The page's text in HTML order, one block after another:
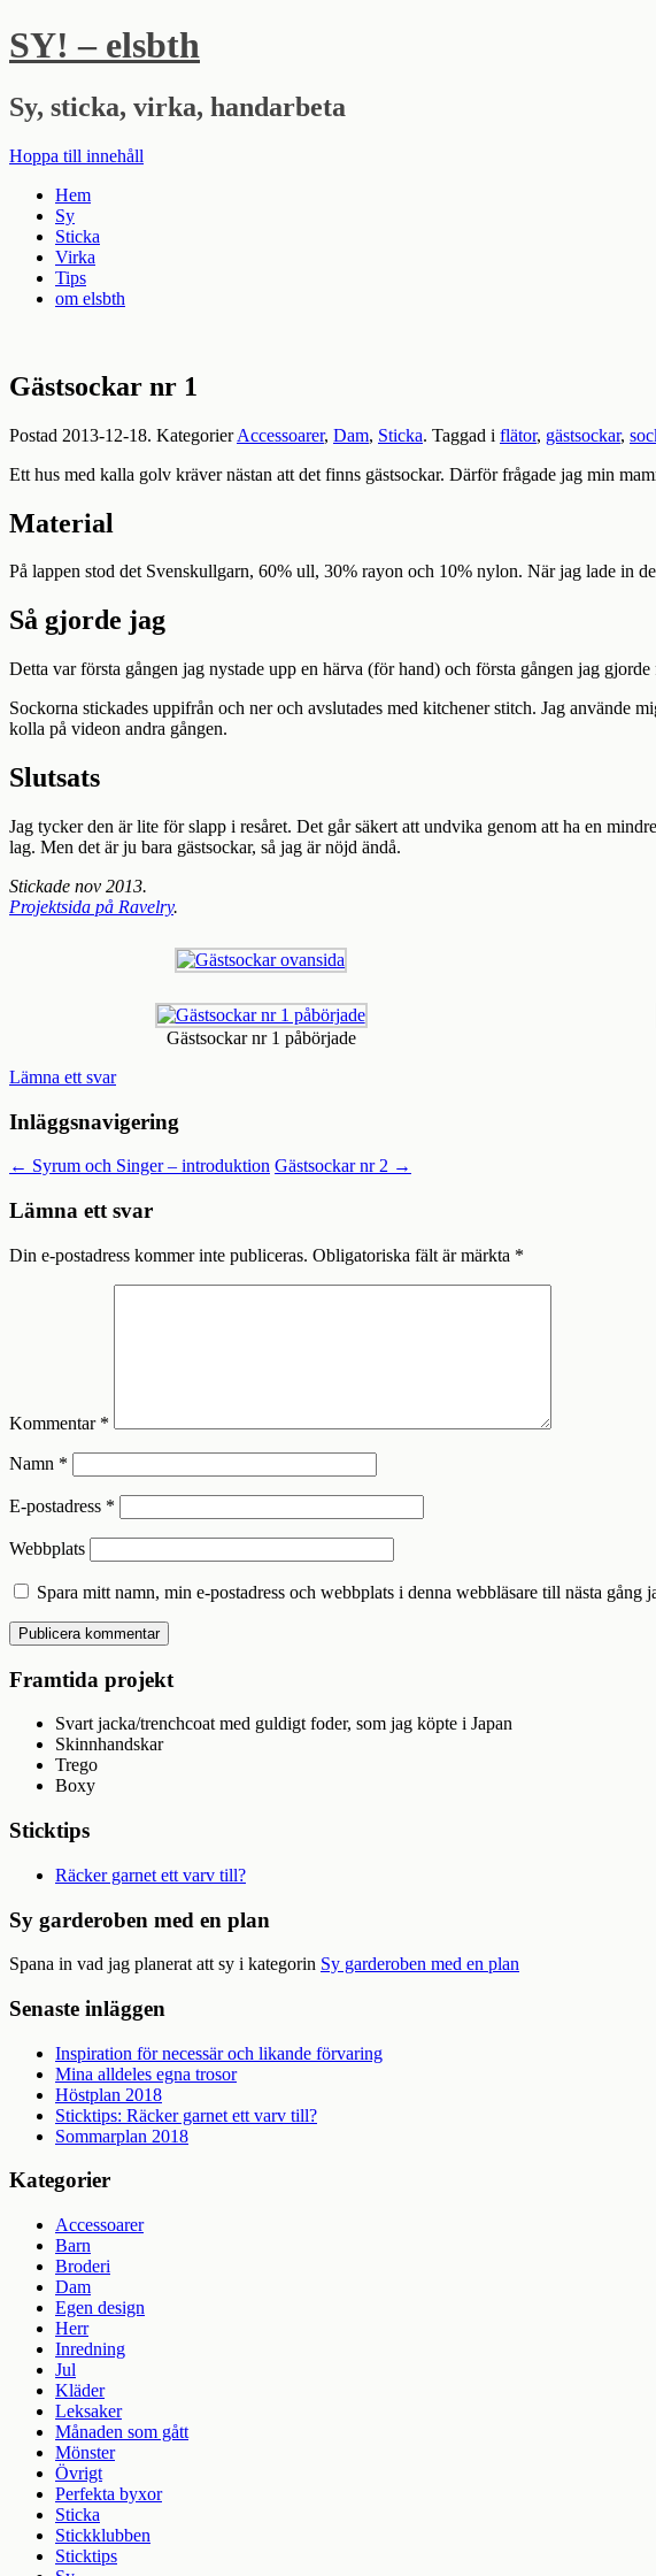
SY! – elsbth
Sy, sticka, virka, handarbeta
Hoppa till innehåll
Hem
Sy
Sticka
Virka
Tips
om elsbth
Gästsockar nr 1
Postad 2013-12-18. KategorierAccessoarer, Dam, Sticka. Taggad i flätor, gästsockar,
Ett hus med kalla golv kräver nästan att det finns gästsockar. Därför frågade jag min
Material
På lappen stod det Svenskullgarn, 60% ull, 30% rayon och 10% nylon. När jag lade in
Så gjorde jag
Detta var första gången jag nystade upp en härva (för hand) och första gången jag
Sockorna stickades uppifrån och ner och avslutades med kitchener stitch. Jag använde
kolla på videon andra gången.
Slutsats
Jag tycker den är lite för slapp i resåret. Det går säkert att undvika genom att ha en
lag. Men det är ju bara gästsockar, så jag är nöjd ändå.
Stickade nov 2013.
Projektsida på Ravelry.
Gästsockar nr 1 påbörjade
Lämna ett svar
Inläggsnavigering
← Syrum och Singer – introduktion Gästsockar nr 2 →
Lämna ett svar
Din e-postadress kommer inte publiceras. Obligatoriska fält är märkta *
Kommentar *
Namn *
E-postadress *
Webbplats
Spara mitt namn, min e-postadress och webbplats i denna webbläsare till nästa gång
Framtida projekt
Svart jacka/trenchcoat med guldigt foder, som jag köpte i Japan
Skinnhandskar
Trego
Boxy
Sticktips
Räcker garnet ett varv till?
Sy garderoben med en plan
Spana in vad jag planerat att sy i kategorin Sy garderoben med en plan
Senaste inläggen
Inspiration för necessär och likande förvaring
Mina alldeles egna trosor
Höstplan 2018
Sticktips: Räcker garnet ett varv till?
Sommarplan 2018
Kategorier
Accessoarer
Barn
Broderi
Dam
Egen design
Herr
Inredning
Jul
Kläder
Leksaker
Månaden som gått
Mönster
Övrigt
Perfekta byxor
Sticka
Stickklubben
Sticktips